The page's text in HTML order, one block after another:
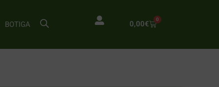
BOTIGA 0,00€
0